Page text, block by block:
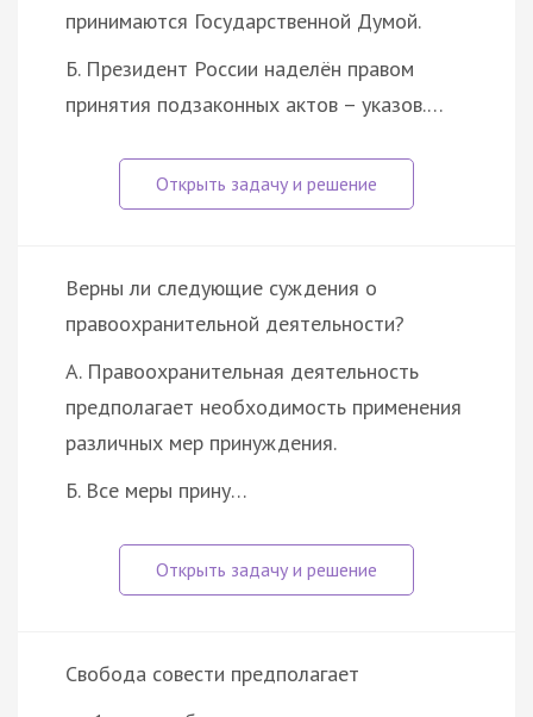
принимаются Государственной Думой.
Б. Президент России наделён правом
принятия подзаконных актов – указов.…
Верны ли следующие суждения о
правоохранительной деятельности?
А. Правоохранительная деятельность
предполагает необходимость применения
различных мер принуждения.
Б. Все меры прину…
Свобода совести предполагает